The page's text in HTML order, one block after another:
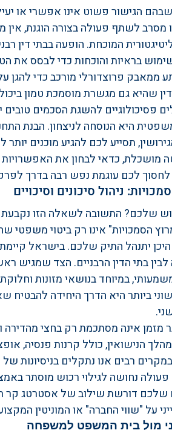
הגישור פשוט אינו אפשרי או
מסרב לשתף פעולה בצורה הוגנת,
המוכחת. הופעה בבתי דין
בראיות והוכחות כדי לבסס
ממאבק פרוצדורלי מורכב כדי להגן
שהיא גם מגשרת מוסמכת טמון
פסיכולוגיים להשגת הסכמים טובים
היא הנוסחה לניצחון. הבנת
תסייע לכם להגיע מוכנים
מושכלת, כדאי לבחון את
לחסוך לכם עוגמת נפש רבה בדרך
ניהול סיכונים וסיכויים
שלכם? התשובה לשאלה הזו נקבעת
הסמכויות" אינו רק ביטוי
יתנהל התיק שלכם. בישראל קיימת
בתי הדין הרבניים. הצד שמגיש
במיוחד בנושאי מזונות
ביותר היא הדרך היחידה
רכוש ב-2026 כבר מזמן אינה מסתכמת רק
הנישואין, כולל קרנות פנסיה,
רבים אנו נתקלים בניסיונות
פעולה נחושה לגילוי רכוש מוסתר
שלכם דורשת שילוב של אסטרטג קר
על "שווי החברה" או המוניטין
מול בית המשפט למשפחה